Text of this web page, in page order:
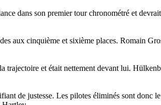
dans son premier tour chronométré et
aux cinquième et sixième places. Romain
trajectoire et était nettement devant lui.
de justesse. Les pilotes éliminés sont donc